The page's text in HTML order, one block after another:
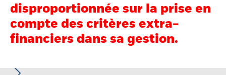
Thèmes
Education
disproportionnée sur la prise en
compte des critères extra-
financiers dans sa gestion.